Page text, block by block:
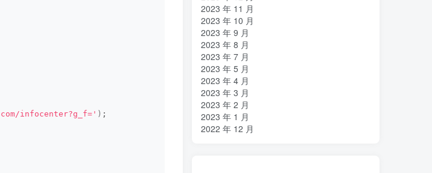
infocenter?g_f=' ) ;
2023 年 11 月
2023 年 10 月
2023 年 9 月
2023 年 8 月
2023 年 7 月
2023 年 5 月
2023 年 4 月
2023 年 3 月
2023 年 2 月
2023 年 1 月
2022 年 12 月